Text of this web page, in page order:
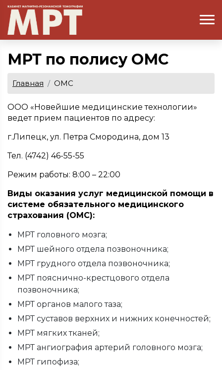
МРТ по полису ОМС
Главная ОМС
ООО «Новейшие медицинские технологии»
ведет прием пациентов по адресу:
г.Липецк, ул. Петра Смородина, дом 13
Тел. (4742) 46-55-55
Режим работы: 8:00 – 22:00
Виды оказания услуг медицинской помощи в
системе обязательного медицинского
страхования (ОМС):
МРТ головного мозга;
МРТ шейного отдела позвоночника;
МРТ грудного отдела позвоночника;
МРТ пояснично-крестцового отдела
позвоночника;
МРТ органов малого таза;
МРТ суставов верхних и нижних конечностей;
МРТ мягких тканей;
МРТ ангиография артерий головного мозга;
МРТ гипофиза;